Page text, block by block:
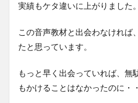
実績もケタ違いに上がりました。
この音声教材と出会わなければ
たと思っています。
もっと早く出会っていれば、無
もかけることはなかったのに・